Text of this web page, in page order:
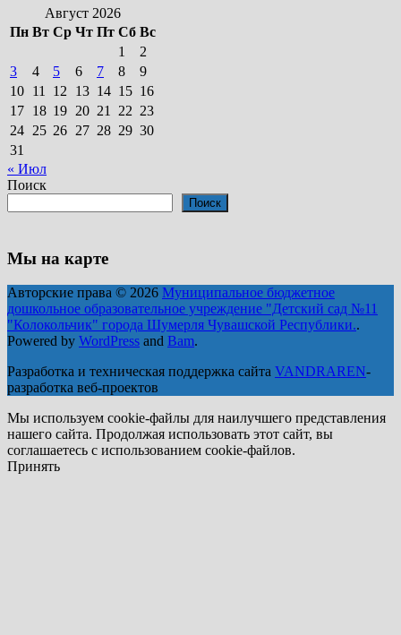
Август 2026
Пн Вт Ср Чт Пт Сб Вс
1
2
3
4 5 6 7 8
9
10 11 12 13 14 15 16
17 18 19 20 21 22 23
24 25 26 27 28 29 30
31
« Июл
Поиск
Поиск
Мы на карте
Авторские права © 2026 Муниципальное бюджетное
дошкольное образовательное учреждение "Детский сад №11
"Колокольчик" города Шумерля Чувашской Республики..
Powered by WordPress and Bam.
Разработка и техническая поддержка сайта VANDRAREN-
разработка веб-проектов
Мы используем cookie-файлы для наилучшего представления
нашего сайта. Продолжая использовать этот сайт, вы
соглашаетесь с использованием cookie-файлов.
Принять